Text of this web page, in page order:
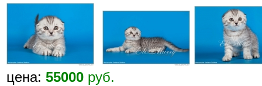
цена: 55000 руб.